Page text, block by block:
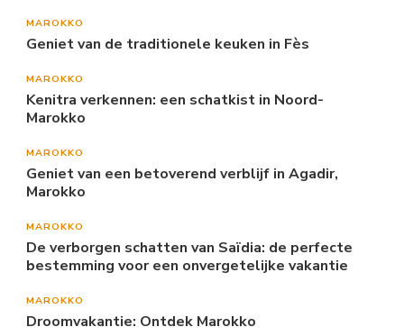
MAROKKO
Geniet van de traditionele keuken in Fès
MAROKKO
Kenitra verkennen: een schatkist in Noord-
Marokko
MAROKKO
Geniet van een betoverend verblijf in Agadir,
Marokko
MAROKKO
De verborgen schatten van Saïdia: de perfecte
bestemming voor een onvergetelijke vakantie
MAROKKO
Droomvakantie: Ontdek Marokko